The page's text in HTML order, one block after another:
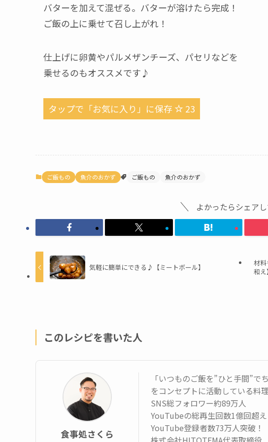
バターを加えて混ぜる。バターが溶けたら完成！
ご飯の上に乗せて召し上がれ！
仕上げに卵黄やパルメザンチーズ、パセリなどを
乗せるのもオススメです♪
タップで「お気に入り」に保存 23
ご飯もの 魚介のおかず ご飯もの 魚介のおかず
よかったらシェアし
気軽に簡単にできる♪【ミートボール】
材
和え
このレシピを書いた人
食事処さくら
「いつものご飯を”ひと手間”で
をコンセプトに活動している料
SNS総フォロワー約89万人
YouTubeの総再生回数1億回超え
YouTube登録者数73万人突破！